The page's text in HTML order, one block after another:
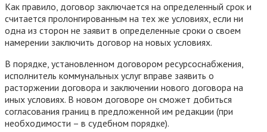
Как правило, договор заключается на определенный срок и
считается пролонгированным на тех же условиях, если ни
одна из сторон не заявит в определенные сроки о своем
намерении заключить договор на новых условиях.
В порядке, установленном договором ресурсоснабжения,
исполнитель коммунальных услуг вправе заявить о
расторжении договора и заключении нового договора на
иных условиях. В новом договоре он сможет добиться
согласования границ в предложенной им редакции (при
необходимости – в судебном порядке).